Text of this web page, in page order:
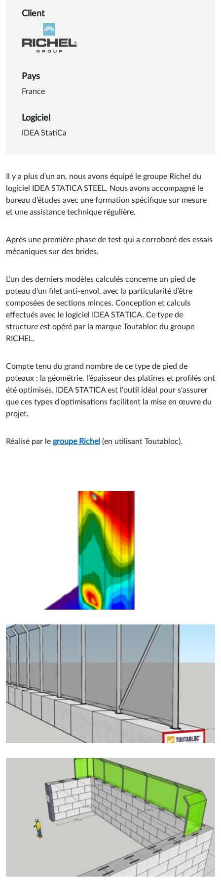
Détails sur Projet Toutabloc
Client
Pays
France
Logiciel
IDEA StatiCa
Il y a plus d'un an, nous avons équipé le groupe Richel du
logiciel IDEA STATICA STEEL. Nous avons accompagné le
bureau d’études avec une formation spécifique sur mesure
et une assistance technique régulière.
Après une première phase de test qui a corroboré des essais
mécaniques sur des brides.
L’un des derniers modèles calculés concerne un pied de
poteau d’un filet anti-envol, avec la particularité d’être
composées de sections minces. Conception et calculs
effectués avec le logiciel IDEA STATICA. Ce type de
structure est opéré par la marque Toutabloc du groupe
RICHEL.
Compte tenu du grand nombre de ce type de pied de
poteaux : la géométrie, l’épaisseur des platines et profilés ont
été optimisés. IDEA STATICA est l'outil idéal pour s'assurer
que ces types d'optimisations facilitent la mise en œuvre du
projet.
Réalisé par le groupe Richel (en utilisant Toutabloc).